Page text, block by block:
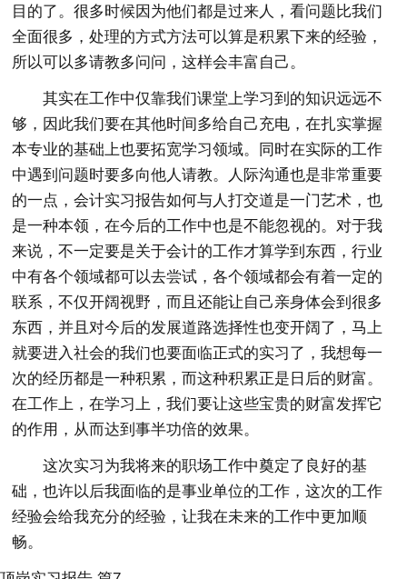
目的了。很多时候因为他们都是过来人，看问题比我们
全面很多，处理的方式方法可以算是积累下来的经验，
所以可以多请教多问问，这样会丰富自己。
其实在工作中仅靠我们课堂上学习到的知识远远不
够，因此我们要在其他时间多给自己充电，在扎实掌握
本专业的基础上也要拓宽学习领域。同时在实际的工作
中遇到问题时要多向他人请教。人际沟通也是非常重要
的一点，会计实习报告如何与人打交道是一门艺术，也
是一种本领，在今后的工作中也是不能忽视的。对于我
来说，不一定要是关于会计的工作才算学到东西，行业
中有各个领域都可以去尝试，各个领域都会有着一定的
联系，不仅开阔视野，而且还能让自己亲身体会到很多
东西，并且对今后的发展道路选择性也变开阔了，马上
就要进入社会的我们也要面临正式的实习了，我想每一
次的经历都是一种积累，而这种积累正是日后的财富。
在工作上，在学习上，我们要让这些宝贵的财富发挥它
的作用，从而达到事半功倍的效果。
这次实习为我将来的职场工作中奠定了良好的基
础，也许以后我面临的是事业单位的工作，这次的工作
经验会给我充分的经验，让我在未来的工作中更加顺
畅。